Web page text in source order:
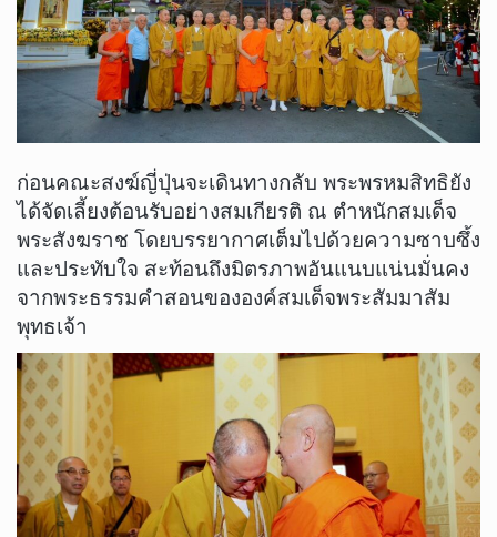
ก่อนคณะสงฆ์ญี่ปุ่นจะเดินทางกลับ พระพรหมสิทธิยัง
ได้จัดเลี้ยงต้อนรับอย่างสมเกียรติ ณ ตำหนักสมเด็จ
พระสังฆราช โดยบรรยากาศเต็มไปด้วยความซาบซึ้ง
และประทับใจ สะท้อนถึงมิตรภาพอันแนบแน่นมั่นคง
จากพระธรรมคำสอนขององค์สมเด็จพระสัมมาสัม
พุทธเจ้า